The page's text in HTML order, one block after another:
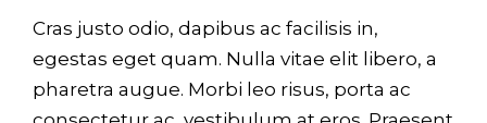
Cras justo odio, dapibus ac facilisis in,
egestas eget quam. Nulla vitae elit libero, a
pharetra augue. Morbi leo risus, porta ac